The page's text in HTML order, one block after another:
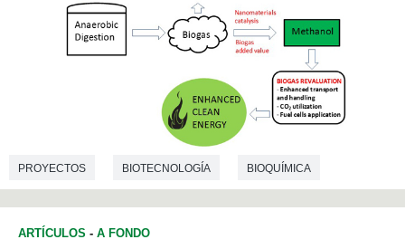
PROYECTOS BIOTECNOLOGÍA BIOQUÍMICA
BIOLOGÍA
ARTÍCULOS - A FONDO